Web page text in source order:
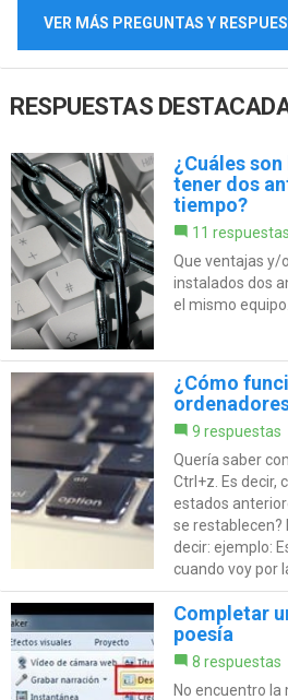
VER MÁS PREGUNTAS Y
RESPUESTAS
¿Cuáles
tener dos
tiempo?
11 respuestas
Que ventajas y/
instalados dos
el mismo equipo.
¿Cómo
9 respuestas
Quería saber
Ctrl+z. Es decir,
estados
se restablecen?
decir: ejemplo:
cuando voy por
Completar
poesía
8 respuestas
No encuentro la